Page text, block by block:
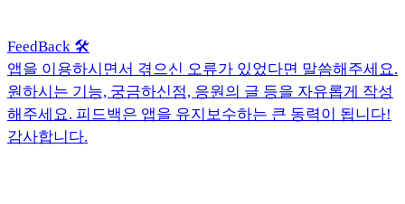
FeedBack 🛠️
앱을 이용하시면서 겪으신 오류가 있었다면 말씀해주세요.
원하시는 기능, 궁금하신점, 응원의 글 등을 자유롭게 작성
해주세요. 피드백은 앱을 유지보수하는 큰 동력이 됩니다!
감사합니다.